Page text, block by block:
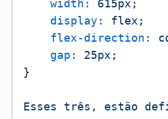
width:
615px;
display:
flex;
flex-direction:
gap:
25px;
}
Esses três, estão